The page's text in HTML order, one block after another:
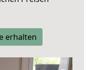
erhalten